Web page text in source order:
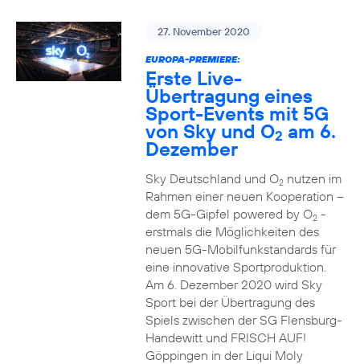
27. November 2020
EUROPA-PREMIERE:
Erste Live-
Übertragung eines
Sport-Events mit 5G
von Sky und O2 am 6.
Dezember
Sky Deutschland und O2nutzen im
Rahmen einer neuen Kooperation –
dem 5G-Gipfel powered by O2-
erstmals die Möglichkeiten des
neuen 5G-Mobilfunkstandards für
eine innovative Sportproduktion.
Am 6. Dezember 2020 wird Sky
Sport bei der Übertragung des
Spiels zwischen der SG Flensburg-
Handewitt und FRISCH AUF!
Göppingen in der Liqui Moly